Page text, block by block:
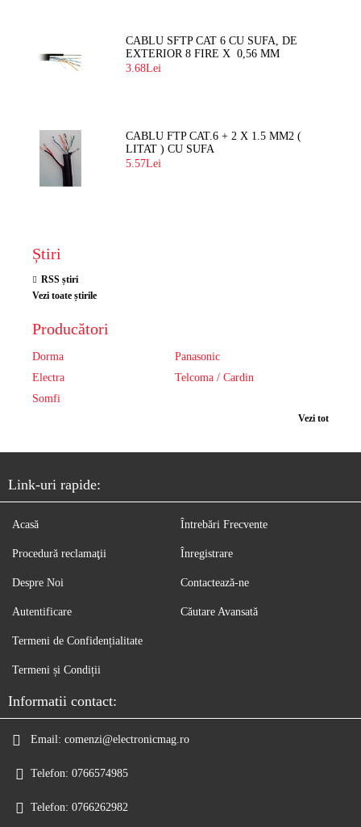
CABLU SFTP CAT 6 CU SUFA, DE
EXTERIOR 8 FIRE X 0,56 MM
3.68Lei
CABLU FTP CAT.6 + 2 X 1.5 MM2 (
LITAT ) CU SUFA
5.57Lei
Știri
RSS știri
Vezi toate știrile
Producători
Dorma
Panasonic
Electra
Telcoma / Cardin
Somfi
Vezi tot
Link-uri rapide:
Acasă
Procedură reclamaţii
Despre Noi
Autentificare
Întrebări Frecvente
Înregistrare
Contactează-ne
Căutare Avansată
Termeni de Confidențialitate
Termeni și Condiții
Informatii contact:
Email: comenzi@electronicmag.ro
Telefon: 0766574985
Telefon: 0766262982